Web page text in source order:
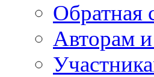
Обратная
Авторам